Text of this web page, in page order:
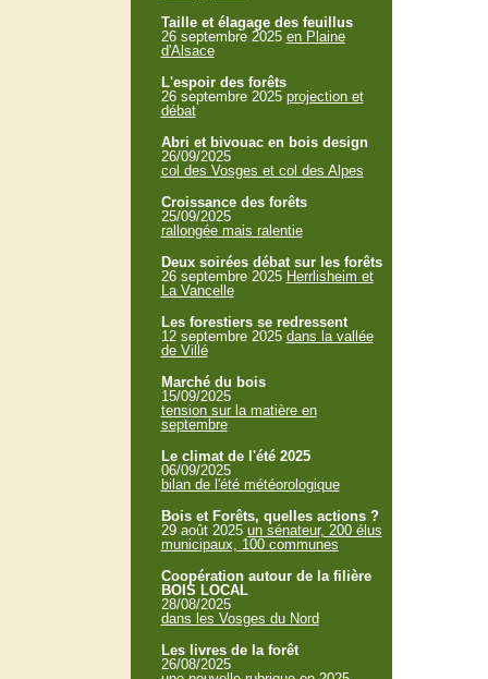
Taille et élagage des feuillus
26 septembre 2025 en Plaine
d'Alsace
L'espoir des forêts
26 septembre 2025 projection et
débat
Abri et bivouac en bois design
26/09/2025
col des Vosges et col des Alpes
Croissance des forêts
25/09/2025
rallongée mais ralentie
Deux soirées débat sur les forêts
26 septembre 2025 Herrlisheim et
La Vancelle
Les forestiers se redressent
12 septembre 2025 dans la vallée
de Villé
Marché du bois
15/09/2025
tension sur la matière en
septembre
Le climat de l'été 2025
06/09/2025
bilan de l'été météorologique
Bois et Forêts, quelles actions ?
29 août 2025 un sénateur, 200 élus
municipaux, 100 communes
Coopération autour de la filière
BOIS LOCAL
28/08/2025
dans les Vosges du Nord
Les livres de la forêt
26/08/2025